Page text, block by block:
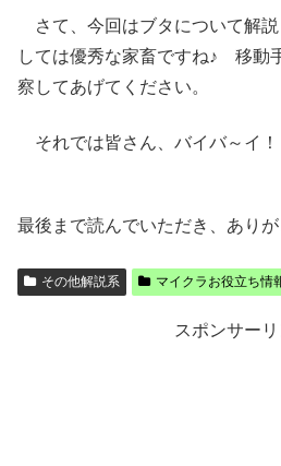
さて、今回はブタについて解
しては優秀な家畜ですね♪ 移動
察してあげてください。
それでは皆さん、バイバ～イ！
最後まで読んでいただき、ありが
その他解説系 マイクラお役立ち情
スポンサーリ